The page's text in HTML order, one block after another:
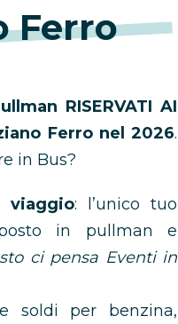
Ferro
RISERVATI AI
Ferro nel 2026.
in Bus?
viaggio: l’unico tuo
in pullman e
ci pensa Eventi in
soldi per benzina,